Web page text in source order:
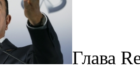
Глава